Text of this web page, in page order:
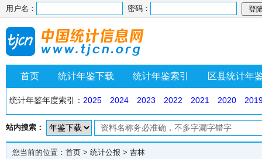
用户名： 密码：
首页 统计年鉴下载 统计年鉴索引 区县统计年
统计年鉴年度索引： 2025 2024 2023 2022 2021 2020
站内搜索：
您当前的位置： 首页 > 统计公报 > 吉林